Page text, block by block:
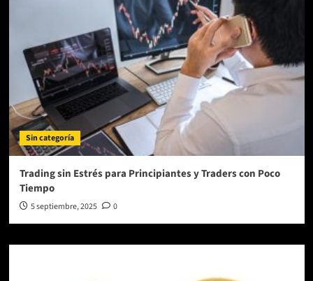
Sin categoría
Trading sin Estrés para Principiantes y Traders con Poco
Tiempo
5 septiembre, 2025 0